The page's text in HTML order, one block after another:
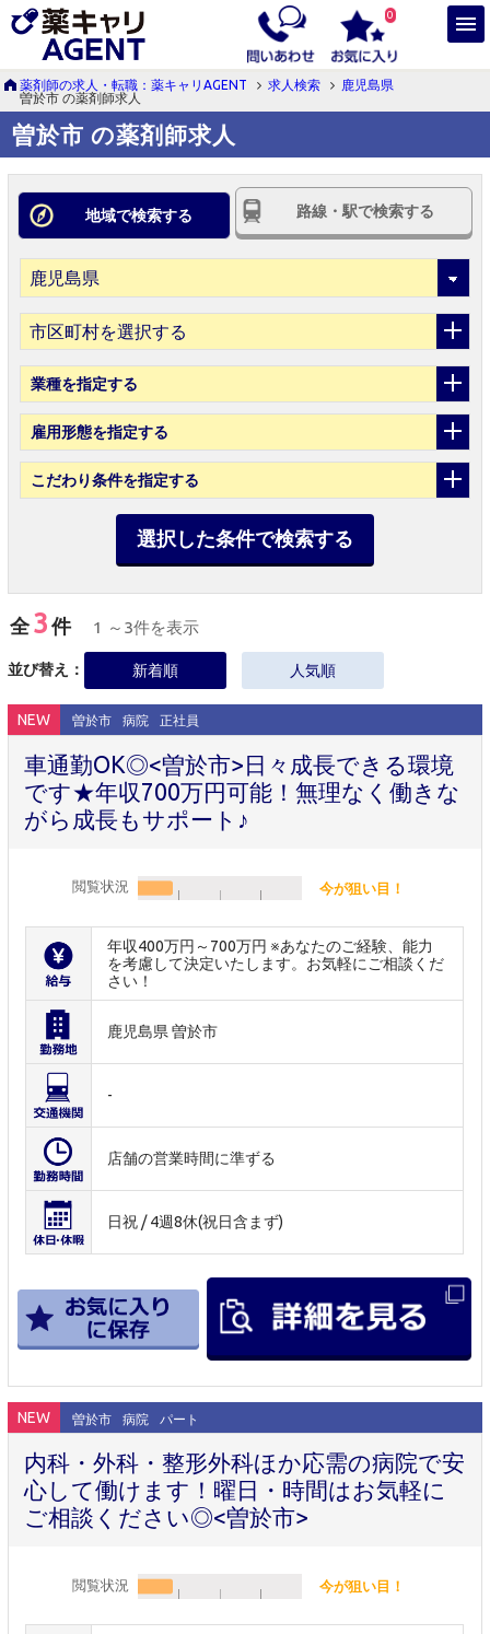
0
薬剤師の求人・転職：薬キャリAGENT 求人検索
鹿児島県
曽於市 の薬剤師求人
曽於市 の薬剤師求人
地域で検索する 路線・駅で検索する
市区町村を選択する
業種を指定する
雇用形態を指定する
こだわり条件を指定する
選択した条件で検索する
全3 件 1 ～3件を表示
並び替え： 新着順 人気順
NEW 曽於市 病院 正社員
車通勤OK◎<曽於市>日々成長できる環境
です★年収700万円可能！無理なく働きな
がら成長もサポート♪
閲覧状況 今が狙い目！
年収400万円～700万円 ※あなたのご経験、能力
を考慮して決定いたします。お気軽にご相談くだ
さい！
鹿児島県 曽於市
-
店舗の営業時間に準ずる
日祝 / 4週8休(祝日含まず)
NEW 曽於市 病院 パート
内科・外科・整形外科ほか応需の病院で安
心して働けます！曜日・時間はお気軽に
ご相談ください◎<曽於市>
閲覧状況 今が狙い目！